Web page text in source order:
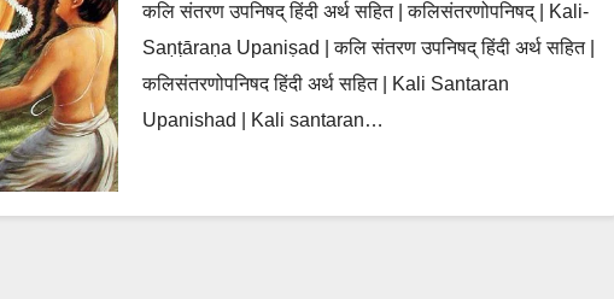
कलि संतरण उपनिषद् हिंदी अर्थ सहित | कलिसंतरणोपनिषद् | Kali-
Saṇṭāraṇa Upaniṣad | कलि संतरण उपनिषद् हिंदी अर्थ सहित |
कलिसंतरणोपनिषद हिंदी अर्थ सहित | Kali Santaran
Upanishad | Kali santaran…